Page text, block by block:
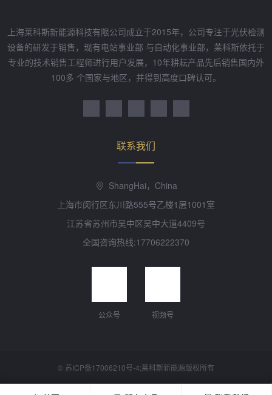
上海莱科斯新能源科技有限公司成立于2015年，公司专注于光伏检测
设备的研发于销售，现有电站事业部 与自动化事业部，莱科斯依托于
专业的技术销售工程师进行用户发展，10年耕耘产品先后销售国内外
100多 个国家与地区，并得到高度口碑认可。
联系我们
ShangHai，China
上海市闵行区东川路555号乙楼1层1001室
江苏省苏州市吴中区吴中大道4409号
全国咨询热线:17706222370
公众号 视频号
© 苏ICP备17006210号-4;莱科斯新能源版权所有